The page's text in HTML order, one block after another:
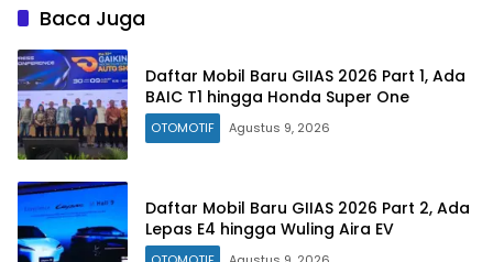
Baca Juga
Daftar Mobil Baru GIIAS 2026 Part 1, Ada
BAIC T1 hingga Honda Super One
OTOMOTIF Agustus 9, 2026
Daftar Mobil Baru GIIAS 2026 Part 2, Ada
Lepas E4 hingga Wuling Aira EV